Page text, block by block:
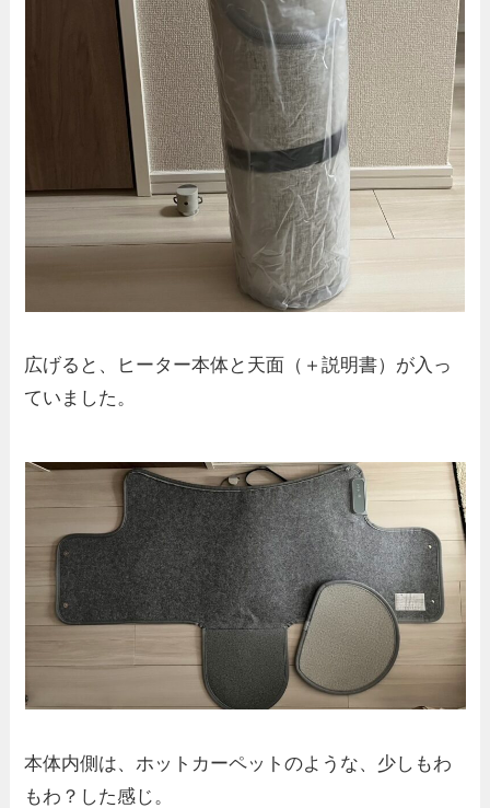
広げると、ヒーター本体と天面（＋説明書）が入っ
ていました。
本体内側は、ホットカーペットのような、少しもわ
もわ？した感じ。